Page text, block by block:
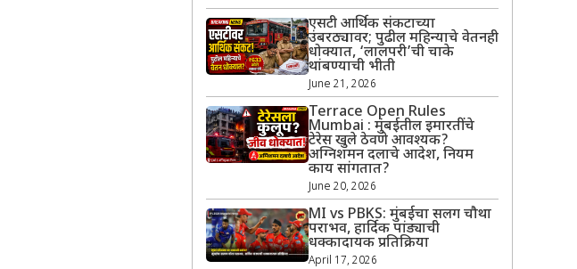
एसटी आर्थिक संकटाच्या
उंबरठ्यावर; पुढील महिन्याचे वेतनही
धोक्यात, ‘लालपरी’ची चाके
थांबण्याची भीती
June 21, 2026
Terrace Open Rules
Mumbai : मुंबईतील इमारतींचे
टेरेस खुले ठेवणे आवश्यक?
अग्निशमन दलाचे आदेश, नियम
काय सांगतात?
June 20, 2026
MI vs PBKS: मुंबईचा सलग चौथा
पराभव, हार्दिक पांड्याची
धक्कादायक प्रतिक्रिया
April 17, 2026